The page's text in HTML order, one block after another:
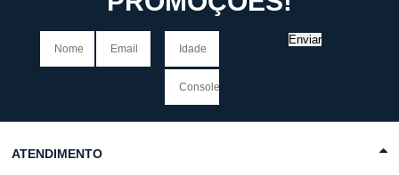
Enviar
ATENDIMENTO